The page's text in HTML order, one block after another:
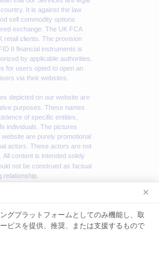
全著作権所有。
your browsing experience.
website, you agree to our use
×
グプラットフォームとしてのみ機能し、取
ビスを提供、推奨、または支援するもので